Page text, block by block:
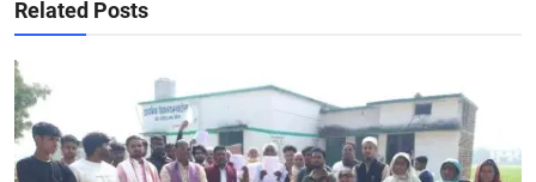
Related Posts